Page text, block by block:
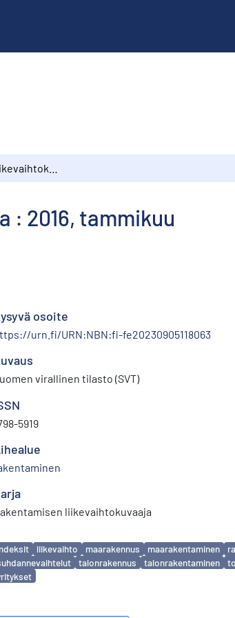
: 2016, tammikuu
osoite
urn.fi/URN:NBN:fi-fe20230905118063
virallinen tilasto (SVT)
5919
liikevaihtokuvaaja
liikevaihto maarakennus maarakentaminen
talonrakennus talonrakentaminen